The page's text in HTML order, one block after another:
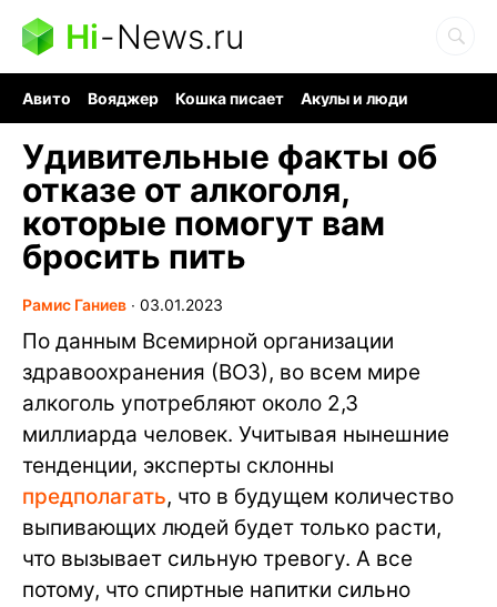
Hi-News.ru
Авито Вояджер Кошка писает
Акулы и люди
Удивительные факты об
отказе от алкоголя,
которые помогут вам
бросить пить
Рамис Ганиев ∙ 03.01.2023
По данным Всемирной организации
здравоохранения (ВОЗ), во всем мире
алкоголь употребляют около 2,3
миллиарда человек. Учитывая нынешние
тенденции, эксперты склонны
предполагать, что в будущем количество
выпивающих людей будет только расти,
что вызывает сильную тревогу. А все
потому, что спиртные напитки сильно